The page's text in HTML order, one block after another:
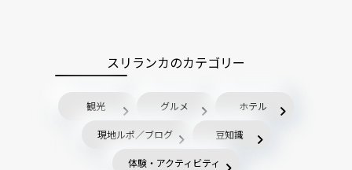
スリランカのカテゴリー
観光 グルメ ホテル
現地ルポ／ブログ 豆知識
体験・アクティビティ